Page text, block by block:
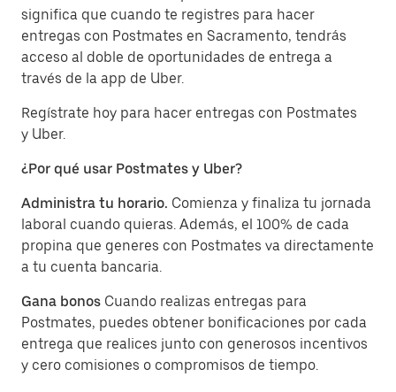
significa que cuando te registres para hacer
entregas con Postmates en Sacramento, tendrás
acceso al doble de oportunidades de entrega a
través de la app de Uber.
Regístrate hoy para hacer entregas con Postmates
y Uber.
¿Por qué usar Postmates y Uber?
Administra tu horario. Comienza y finaliza tu jornada
laboral cuando quieras. Además, el 100% de cada
propina que generes con Postmates va directamente
a tu cuenta bancaria.
Gana bonos Cuando realizas entregas para
Postmates, puedes obtener bonificaciones por cada
entrega que realices junto con generosos incentivos
y cero comisiones o compromisos de tiempo.